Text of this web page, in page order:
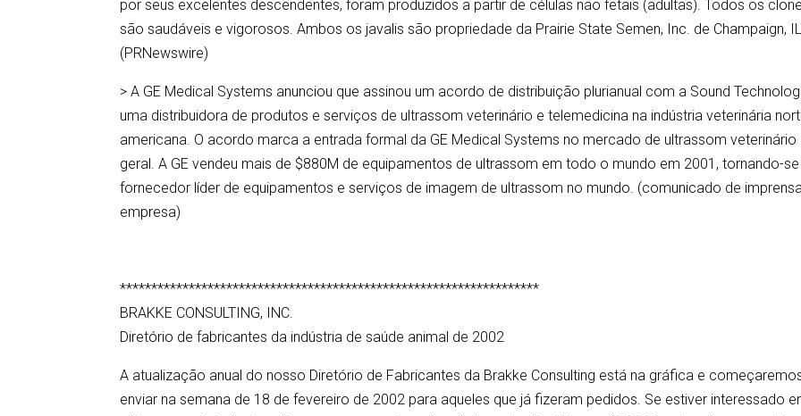
por seus excelentes descendentes, foram produzidos a partir de células não fetais (adultas). Todos os
são saudáveis e vigorosos. Ambos os javalis são propriedade da Prairie State Semen, Inc. de Champaign, IL
(PRNewswire)
> A GE Medical Systems anunciou que assinou um acordo de distribuição plurianual com a Sound
uma distribuidora de produtos e serviços de ultrassom veterinário e telemedicina na indústria veterinária
americana. O acordo marca a entrada formal da GE Medical Systems no mercado de ultrassom veterinário
geral. A GE vendeu mais de $880M de equipamentos de ultrassom em todo o mundo em 2001, tornando-
fornecedor líder de equipamentos e serviços de imagem de ultrassom no mundo. (comunicado de
empresa)
*******************************************************************
BRAKKE CONSULTING, INC.
Diretório de fabricantes da indústria de saúde animal de 2002
A atualização anual do nosso Diretório de Fabricantes da Brakke Consulting está na gráfica e
enviar na semana de 18 de fevereiro de 2002 para aqueles que já fizeram pedidos. Se estiver interessado